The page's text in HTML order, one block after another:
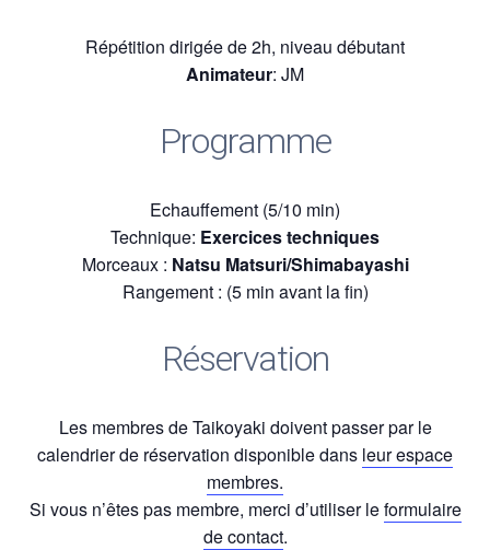
Répétition dirigée de 2h, niveau débutant
Animateur: JM
Programme
Echauffement (5/10 min)
Technique: Exercices techniques
Morceaux : Natsu Matsuri/Shimabayashi
Rangement : (5 min avant la fin)
Réservation
Les membres de Taikoyaki doivent passer par le
calendrier de réservation disponible dans leur espace
membres.
Si vous n’êtes pas membre, merci d’utiliser leformulaire
de contact.